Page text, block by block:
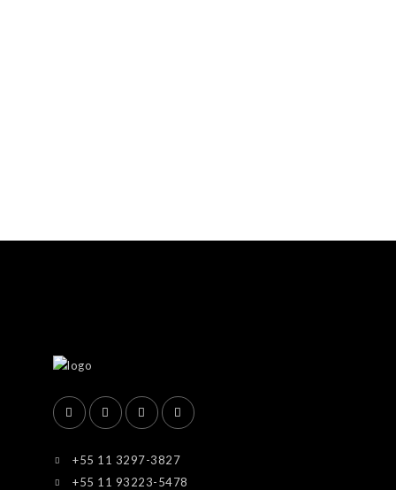
+55 11 3297-3827
+55 11 93223-5478